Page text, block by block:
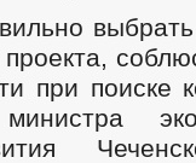
при поиске